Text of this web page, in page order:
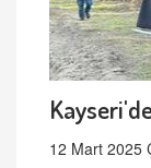
12 Mart 2025